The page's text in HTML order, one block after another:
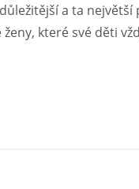
a ta
které své děti